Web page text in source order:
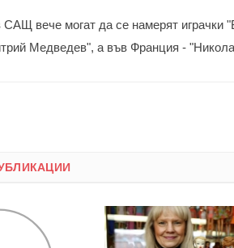
САЩ вече могат да се намерят
Медведев", а във Франция -